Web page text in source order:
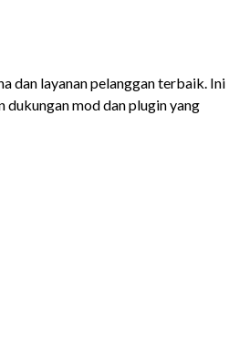
dan layanan pelanggan terbaik. Ini
dukungan mod dan plugin yang